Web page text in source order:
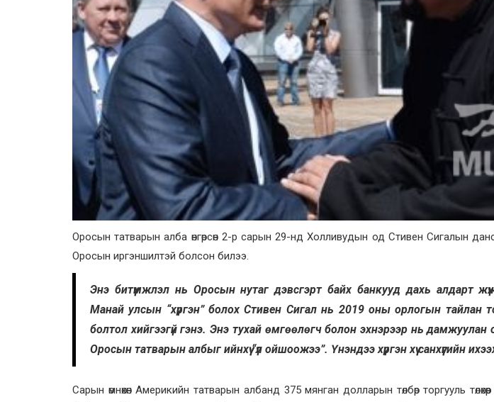
Оросын татварын алба өнгөрсөн 2-р сарын 29-нд Холливудын од Стивен Сигалын
Оросын иргэншилтэй болсон билээ.
Энэ битүүмжлэл нь Оросын нутаг дэвсгэрт байх банкууд дахь алдарт
Манай улсын “хүргэн” болох Стивен Сигал нь 2019 оны орлогын тайлан
болтол хийгээгүй гэнэ. Энэ тухай өмгөөлөгч болон эхнэрээр нь
Оросын татварын албыг ийнхүү “үл ойшоожээ”. Үнэндээ хүргэн хүү санхүүгийн
Сарын өмнөхөн Америкийн татварын албанд 375 мянган долларын төлбөр торгууль